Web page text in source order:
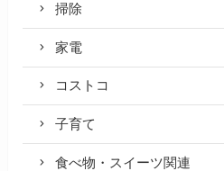
掃除
家電
コストコ
子育て
食べ物・スイーツ関連